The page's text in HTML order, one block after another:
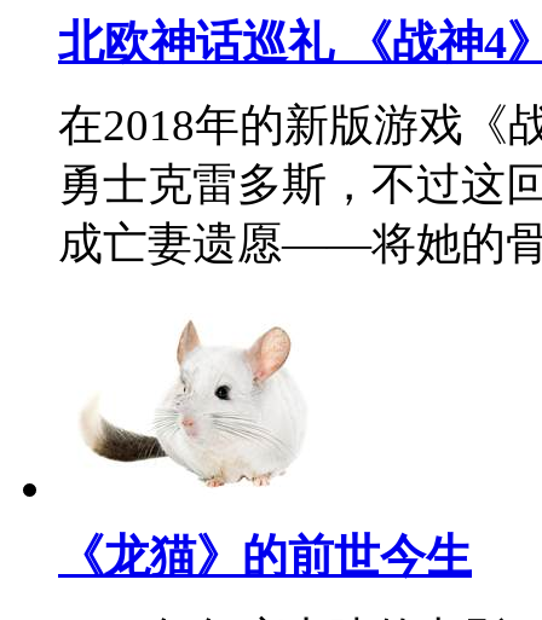
北欧神话巡礼 《战神4
在2018年的新版游戏《
勇士克雷多斯，不过这
成亡妻遗愿——将她的
《龙猫》的前世今生